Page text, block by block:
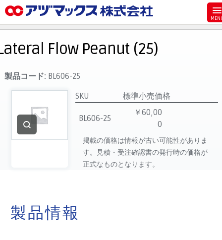
お気に入り
お買い物カゴ
ご注文
マイページ
主要取扱ブランド
Flow Peanut (25)
製品コード: BL606-25
SKU
標準小売価格
BL606-25
￥60,00
0
掲載の価格は情報が古い可能性がありま
す。見積・受注確認書の発行時の価格が
正式なものとなります。
製品情報